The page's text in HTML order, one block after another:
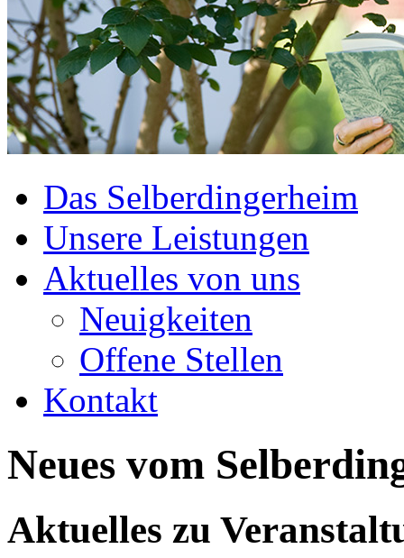
Das Selberdingerheim
Unsere Leistungen
Aktuelles von uns
Neuigkeiten
Offene Stellen
Kontakt
Neues vom
Aktuelles zu